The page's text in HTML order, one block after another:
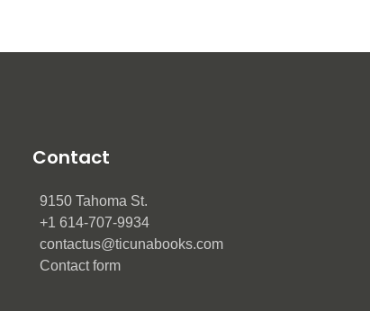
Contact
9150 Tahoma St.
+1 614-707-9934
contactus@ticunabooks.com
Contact form